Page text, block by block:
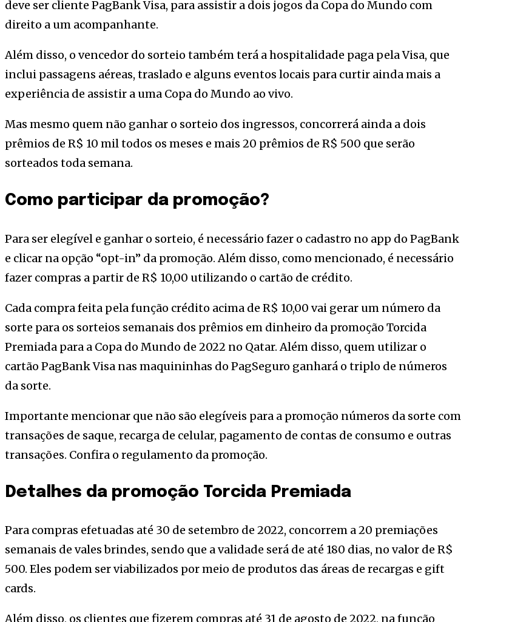
deve ser cliente PagBank Visa, para assistir a dois jogos da Copa do Mundo com
direito a um acompanhante.
Além disso, o vencedor do sorteio também terá a hospitalidade paga pela Visa, que
inclui passagens aéreas, traslado e alguns eventos locais para curtir ainda mais a
experiência de assistir a uma Copa do Mundo ao vivo.
Mas mesmo quem não ganhar o sorteio dos ingressos, concorrerá ainda a dois
prêmios de R$ 10 mil todos os meses e mais 20 prêmios de R$ 500 que serão
sorteados toda semana.
Como participar da promoção?
Para ser elegível e ganhar o sorteio, é necessário fazer o cadastro no app do PagBank
e clicar na opção “opt-in” da promoção. Além disso, como mencionado, é necessário
fazer compras a partir de R$ 10,00 utilizando o cartão de crédito.
Cada compra feita pela função crédito acima de R$ 10,00 vai gerar um número da
sorte para os sorteios semanais dos prêmios em dinheiro da promoção Torcida
Premiada para a Copa do Mundo de 2022 no Qatar. Além disso, quem utilizar o
cartão PagBank Visa nas maquininhas do PagSeguro ganhará o triplo de números
da sorte.
Importante mencionar que não são elegíveis para a promoção números da sorte com
transações de saque, recarga de celular, pagamento de contas de consumo e outras
transações. Confira o regulamento da promoção.
Detalhes da promoção Torcida Premiada
Para compras efetuadas até 30 de setembro de 2022, concorrem a 20 premiações
semanais de vales brindes, sendo que a validade será de até 180 dias, no valor de R$
500. Eles podem ser viabilizados por meio de produtos das áreas de recargas e gift
cards.
Além disso, os clientes que fizerem compras até 31 de agosto de 2022, na função